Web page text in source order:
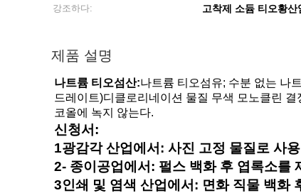
강조하다:
고착제 소듐 티오황산
제품 설명
나트륨 티오섬산:나트륨 티오섬유; 수분 없는 나
드레이트)디클로리네이션 물질 무색 모노클린
코올에 녹지 않는다.
신청서 :
1광감각 산업에서: 사진 고정 물질로 사
2- 종이공업에서: 펄스 백화 후 엽록소를
3인쇄 및 염색 산업에서: 면화 직물 백화